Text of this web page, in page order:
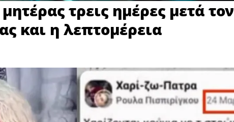
τρεις ημέρες μετά τον
και η λεπτομέρεια